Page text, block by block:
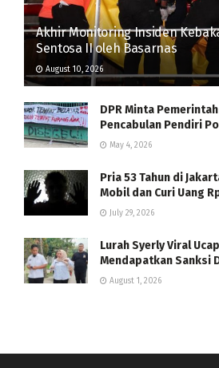
Akhir Monitoring Insiden
Sentosa II oleh Basarnas
August 10, 2026
DPR Minta
Pencabulan Pendiri
May 4, 2026
Pria 53 Tahun di
Mobil dan Curi Uang
July 29, 2026
Lurah Syerly Viral
Mendapatkan Sanksi
August 1, 2026